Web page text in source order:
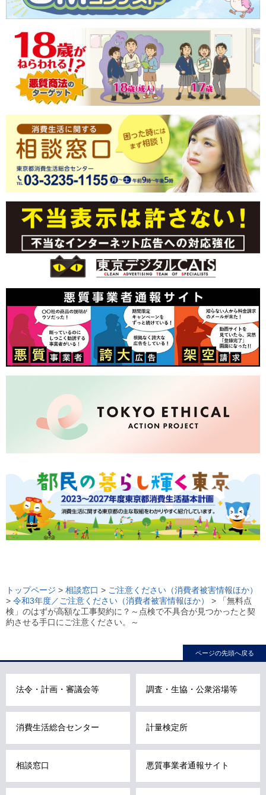
ー
カ
ル
こ
で
トップページ > 相談窓口 > ご注意ください（消費者被害情報ほか）
> 令和3年度／ご注意ください（消費者被害情報ほか）
> 「無料点
検」のはずが高額な工事契約に？～点検で不具合が見つかったと契
約させる手口にご注意ください。～
ページの先頭へ戻る
法令・計画・審議会等 調査・生協・公衆浴場等
消費生活総合センター 計量検定所
相談窓口 悪質事業者通報サイト